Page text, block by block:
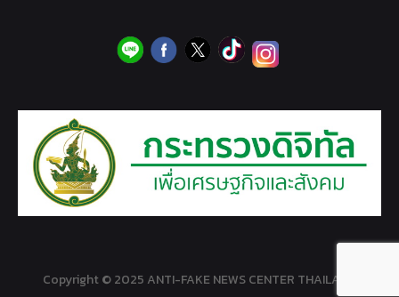
Copyright © 2025 ANTI-FAKE NEWS CENTER THAILAND